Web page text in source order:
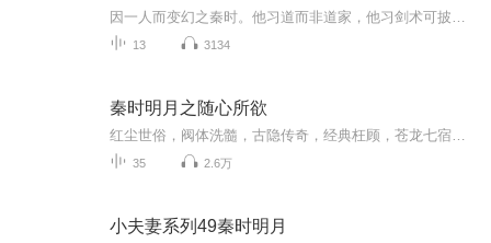
13 3134
秦时明月之随心所欲
35 2.6万
小夫妻系列49秦时明月